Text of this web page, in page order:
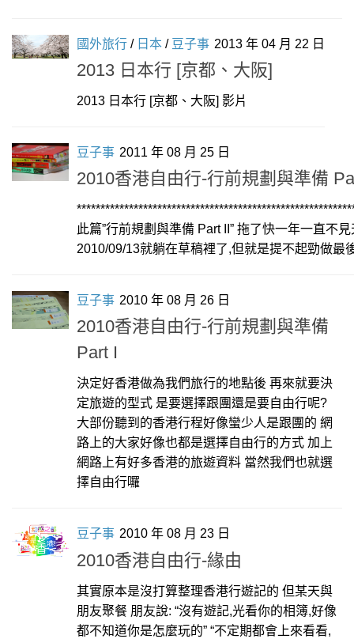
國外旅行 / 日本 / 豆子事 2013 年 04 月 22 日
2013 日本行 [京都、大阪]
2013 日本行 [京都、大阪] 影片
豆子事 2011 年 08 月 25 日
2010香港自由行-行前規劃與準備
此篇”行前規劃與準備 Part II” 拖了快一年一直不
2010/09/13就躺在草稿裡了,但就是提不起勁做最
豆子事 2010 年 08 月 26 日
2010香港自由行-行前規劃與準備
Part I
決定好香港做為我們旅行的地點後 再來就要決
定旅遊的型式 是要選擇跟團還是要自由行呢?
大部份聽到的香港行程好像蠻少人是跟團的 網
路上的大家好像也都是選擇自由行的方式 加上
網路上有好多香港的旅遊資料 當然我們也就選
擇自由行囉
豆子事 2010 年 08 月 23 日
2010香港自由行-緣由
其實原本是沒打算整理香港行遊記的 但某天與
朋友聚餐 朋友說: “沒有遊記,光看你的相簿,好像
都不知道你是怎麼玩的” “不定期都會上來看看,